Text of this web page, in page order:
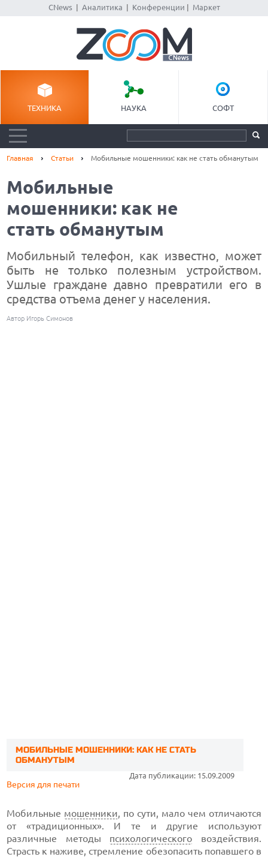
CNews| Аналитика Конференции Маркет
ТЕХНИКА НАУКА СОФТ
Главная Статьи Мобильные мошенники: как не стать обманутым
Мобильные
мошенники: как не
стать обманутым
Мобильный телефон, как известно, может
быть не только полезным устройством.
Ушлые граждане давно превратили его в
средства отъема денег у населения.
Автор Игорь Симонов
МОБИЛЬНЫЕ МОШЕННИКИ: КАК НЕ СТАТЬ
ОБМАНУТЫМ
Дата публикации: 15.09.2009
Версия для печати
Мобильные мошенники, по сути, мало чем отличаются
от «традиционных». И те и другие используют
различные методы психологического воздействия.
Страсть к наживе, стремление обезопасить попавшего в